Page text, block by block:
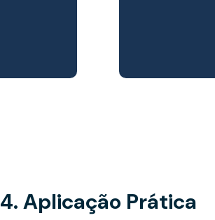
4. Aplicação Prática